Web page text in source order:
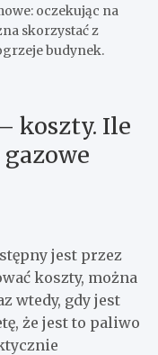
oczekując na
skorzystać z
budynek.
koszty. Ile
jest przez
koszty, można
wtedy, gdy jest
że jest to paliwo